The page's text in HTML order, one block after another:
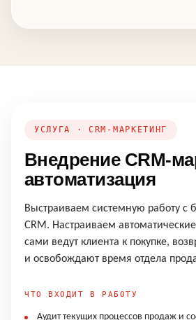
УСЛУГА · CRM-МАРКЕТИНГ
Внедрение CRM-
автоматизация
Выстраиваем системную работу с
CRM. Настраиваем
сами ведут клиента к покупке,
и освобождают время отдела
ЧТО ВХОДИТ В РАБОТУ
Аудит текущих процессов продаж и